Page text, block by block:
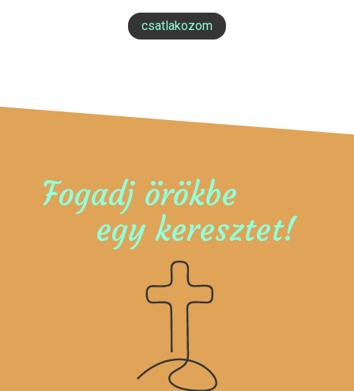
csatlakozom
Fogadj örökbe
egy keresztet!